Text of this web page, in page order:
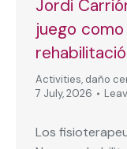
Jordi
juego
Activities, daño
7 July, 2026
Los